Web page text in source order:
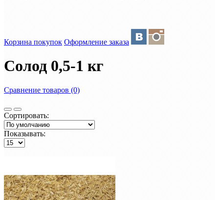
Корзина покупок Оформление заказа
Солод 0,5-1 кг
Сравнение товаров (0)
Сортировать:
Показывать: